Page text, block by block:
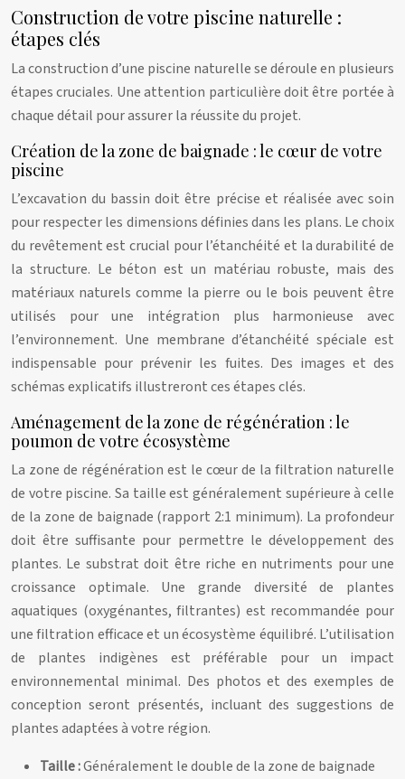
Construction de votre piscine naturelle :
étapes clés
La construction d’une piscine naturelle se déroule en plusieurs
étapes cruciales. Une attention particulière doit être portée à
chaque détail pour assurer la réussite du projet.
Création de la zone de baignade : le cœur de votre
piscine
L’excavation du bassin doit être précise et réalisée avec soin
pour respecter les dimensions définies dans les plans. Le choix
du revêtement est crucial pour l’étanchéité et la durabilité de
la structure. Le béton est un matériau robuste, mais des
matériaux naturels comme la pierre ou le bois peuvent être
utilisés pour une intégration plus harmonieuse avec
l’environnement. Une membrane d’étanchéité spéciale est
indispensable pour prévenir les fuites. Des images et des
schémas explicatifs illustreront ces étapes clés.
Aménagement de la zone de régénération : le
poumon de votre écosystème
La zone de régénération est le cœur de la filtration naturelle
de votre piscine. Sa taille est généralement supérieure à celle
de la zone de baignade (rapport 2:1 minimum). La profondeur
doit être suffisante pour permettre le développement des
plantes. Le substrat doit être riche en nutriments pour une
croissance optimale. Une grande diversité de plantes
aquatiques (oxygénantes, filtrantes) est recommandée pour
une filtration efficace et un écosystème équilibré. L’utilisation
de plantes indigènes est préférable pour un impact
environnemental minimal. Des photos et des exemples de
conception seront présentés, incluant des suggestions de
plantes adaptées à votre région.
Taille :Généralement le double de la zone de baignade